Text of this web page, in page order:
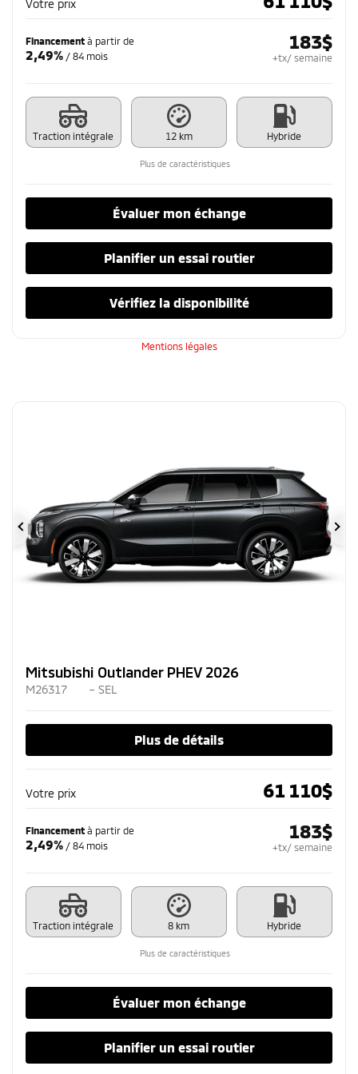
Votre prix
Financement à partir de
2,49% / 84 mois
183$
+tx/ semaine
Traction intégrale 12 km Hybride
Plus de caractéristiques
Évaluer mon échange
Planifier un essai routier
Vérifiez la disponibilité
Mentions légales
Précédent
Mitsubishi Outlander PHEV 2026
M26317 – SEL
Plus de détails
Votre prix 61 110$
Financement à partir de
2,49% / 84 mois
183$
+tx/ semaine
Traction intégrale 8 km Hybride
Plus de caractéristiques
Évaluer mon échange
Planifier un essai routier